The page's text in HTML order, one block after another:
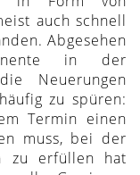
auch schnell
Abgesehen
in der
Neuerungen
zu spüren:
Termin einen
muss, bei der
zu erfüllen hat